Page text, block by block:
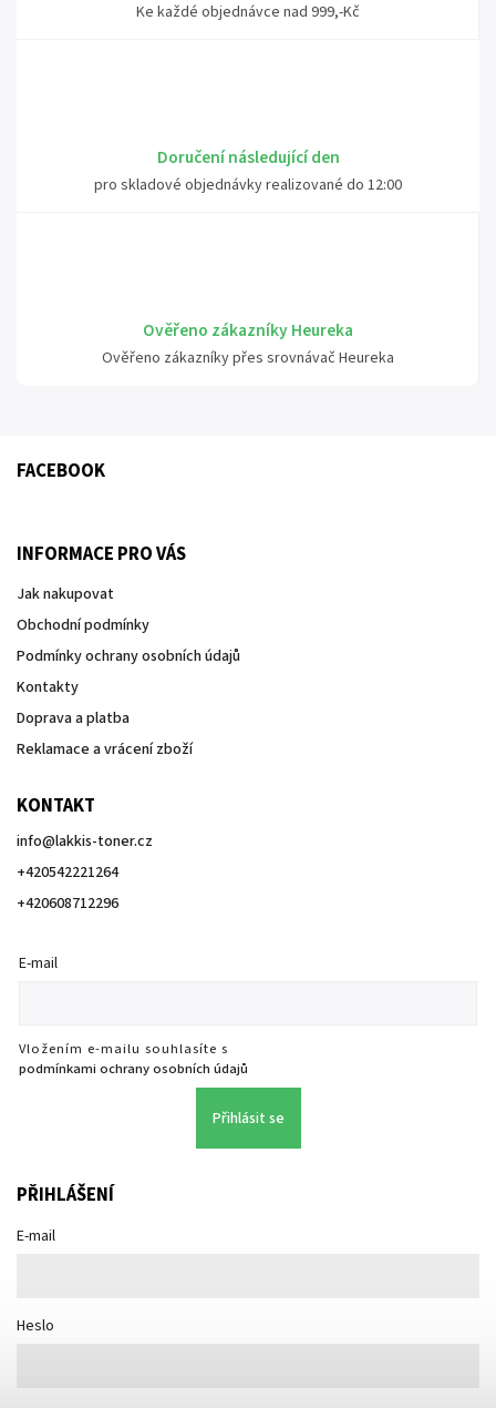
Ke každé objednávce nad 999,-Kč
Doručení následující den
pro skladové objednávky realizované do 12:00
Ověřeno zákazníky Heureka
Ověřeno zákazníky přes srovnávač Heureka
FACEBOOK
INFORMACE PRO VÁS
Jak nakupovat
Obchodní podmínky
Podmínky ochrany osobních údajů
Kontakty
Doprava a platba
Reklamace a vrácení zboží
KONTAKT
info@lakkis-toner.cz
+420542221264
+420608712296
E-mail
Vložením e-mailu souhlasíte s
podmínkami ochrany osobních údajů
Přihlásit se
PŘIHLÁŠENÍ
E-mail
Heslo